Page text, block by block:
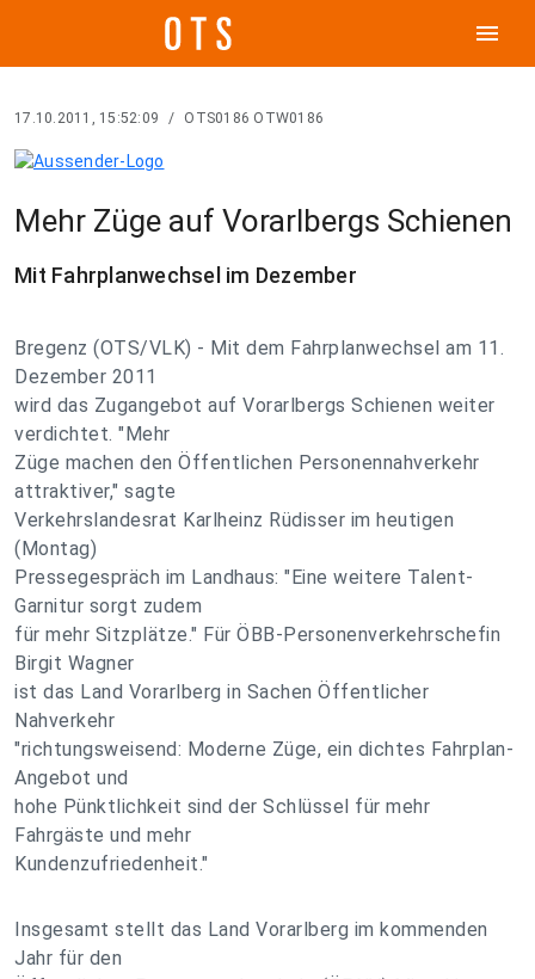
menu
17.10.2011, 15:52:09 / OTS0186 OTW0186
Mehr Züge auf Vorarlbergs Schienen
Mit Fahrplanwechsel im Dezember
Bregenz (OTS/VLK) - Mit dem Fahrplanwechsel am 11.
Dezember 2011
wird das Zugangebot auf Vorarlbergs Schienen weiter
verdichtet. "Mehr
Züge machen den Öffentlichen Personennahverkehr
attraktiver," sagte
Verkehrslandesrat Karlheinz Rüdisser im heutigen
(Montag)
Pressegespräch im Landhaus: "Eine weitere Talent-
Garnitur sorgt zudem
für mehr Sitzplätze." Für ÖBB-Personenverkehrschefin
Birgit Wagner
ist das Land Vorarlberg in Sachen Öffentlicher
Nahverkehr
"richtungsweisend: Moderne Züge, ein dichtes Fahrplan-
Angebot und
hohe Pünktlichkeit sind der Schlüssel für mehr
Fahrgäste und mehr
Kundenzufriedenheit."
Insgesamt stellt das Land Vorarlberg im kommenden
Jahr für den